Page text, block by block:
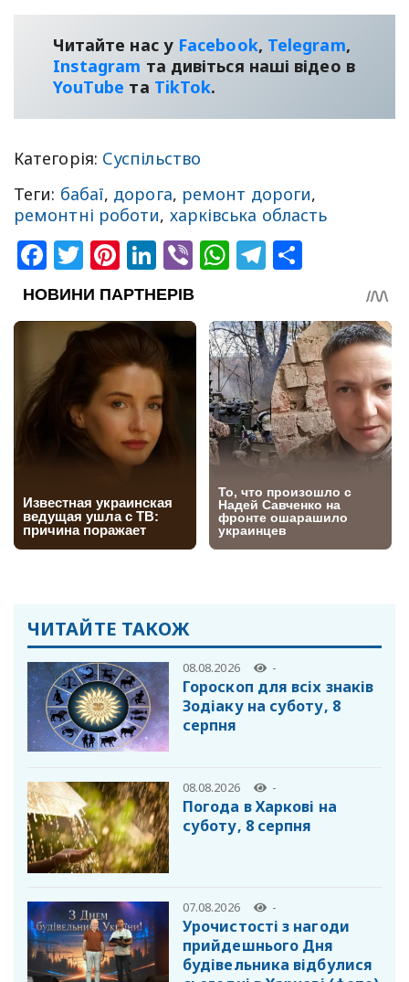
Читайте нас у Facebook, Telegram,
Instagram та дивіться наші відео в
YouТube та TikTok.
Категорія: Суспільство
Теги: бабаї, дорога, ремонт дороги,
ремонтні роботи, харківська область
Facebook
Twitter
Pinterest
LinkedIn
ViberWhatsApp
Telegram
ЧИТАЙТЕ ТАКОЖ
08.08.2026 -
Гороскоп для всіх знаків
Зодіаку на суботу, 8
серпня
08.08.2026 -
Погода в Харкові на
суботу, 8 серпня
07.08.2026 -
Урочистості з нагоди
прийдешнього Дня
будівельника відбулися